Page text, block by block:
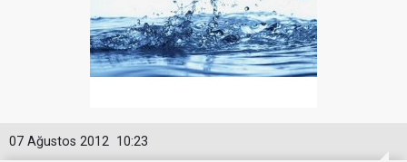
10:23
07 Ağustos 2012